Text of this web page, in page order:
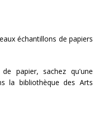
échantillons de papiers
papier, sachez qu'une
la bibliothèque des Arts